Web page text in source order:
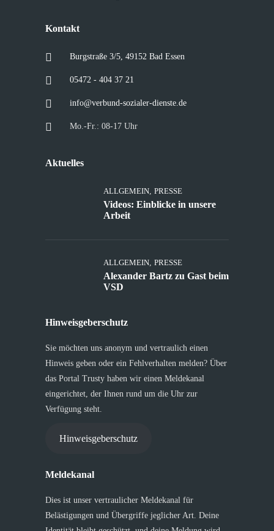
Kontakt
Burgstraße 3/5, 49152 Bad Essen
05472 - 404 37 21
info@verbund-sozialer-dienste.de
Mo.-Fr.: 08-17 Uhr
Aktuelles
ALLGEMEIN, PRESSE
Videos: Einblicke in unsere
Arbeit
ALLGEMEIN, PRESSE
Alexander Bartz zu Gast beim
VSD
Hinweisgeberschutz
Sie möchten uns anonym und vertraulich einen
Hinweis geben oder ein Fehlverhalten melden? Über
das Portal Trusty haben wir einen Meldekanal
eingerichtet, der Ihnen rund um die Uhr zur
Verfügung steht.
Hinweisgeberschutz
Meldekanal
Dies ist unser vertraulicher Meldekanal für
Belästigungen und Übergriffe jeglicher Art. Deine